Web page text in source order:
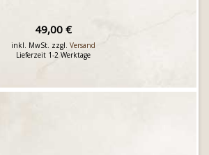
49,00 €
inkl. MwSt. zzgl. Versand
Lieferzeit 1-2 Werktage